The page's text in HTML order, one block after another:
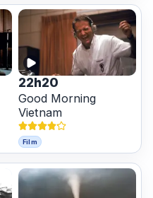
22h20
Good Morning
Vietnam
Film